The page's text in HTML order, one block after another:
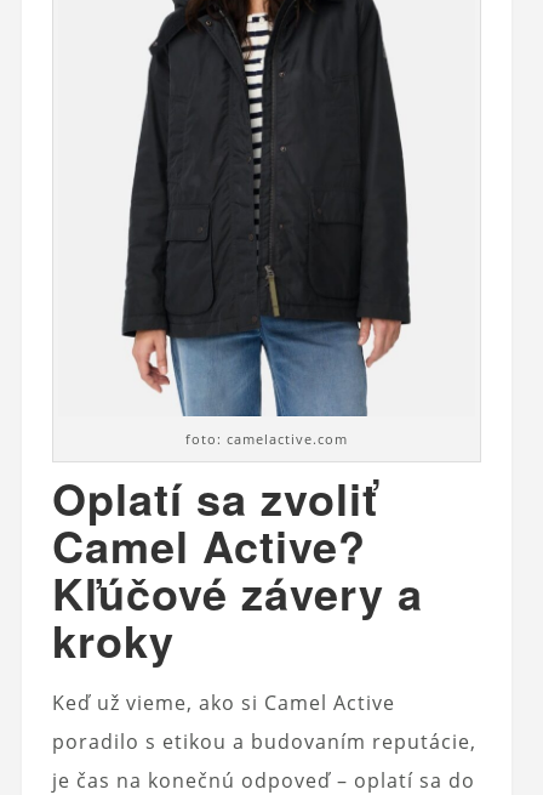
foto: camelactive.com
Oplatí sa zvoliť
Camel Active?
Kľúčové závery a
kroky
Keď už vieme, ako si Camel Active
poradilo s etikou a budovaním reputácie,
je čas na konečnú odpoveď – oplatí sa do